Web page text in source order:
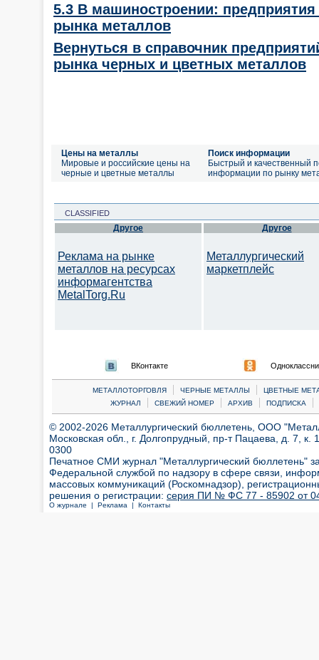
5.3 В машиностроении: предприятия
рынка металлов
Вернуться в справочник
рынка черных и цветных металлов
Цены на металлы
Мировые и российские цены на
черные и цветные металлы
Поиск информации
Быстрый и качественный
информации по рынку
CLASSIFIED
Другое
Реклама на рынке
металлов на ресурсах
информагентства
MetalTorg.Ru
Другое
Металлургический
маркетплейс
ВКонтакте
МЕТАЛЛОТОРГОВЛЯ | ЧЕРНЫЕ МЕТАЛЛЫ |
ЦВЕТНЫЕ
ЖУРНАЛ
| СВЕЖИЙ НОМЕР | АРХИВ | ПОДПИСКА |
© 2002-2026 Металлургический бюллетень, ООО
Московская обл., г. Долгопрудный, пр-т Пацаева, д. 7,
0300
Печатное СМИ журнал "Металлургический бюллетень"
Федеральной службой по надзору в сфере связи,
массовых коммуникаций (Роскомнадзор),
решения о регистрации: серия ПИ № ФС 77 - 85902 от 04
О журнале | Реклама | Контакты